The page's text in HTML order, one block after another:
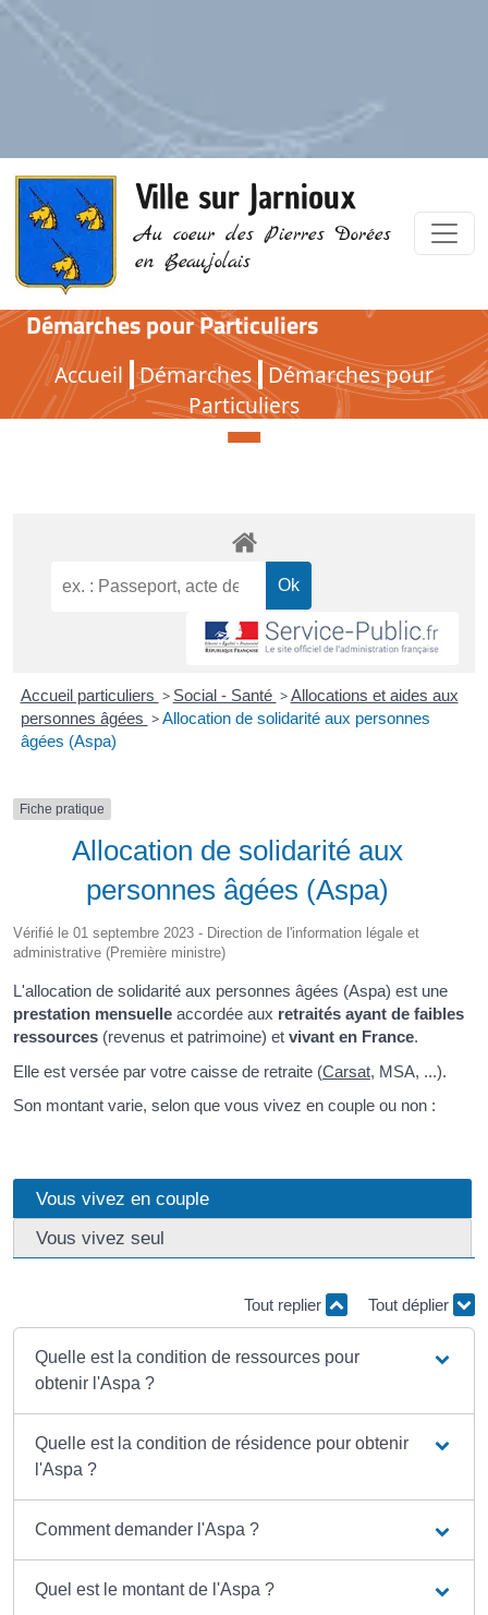
Ville sur Jarnioux
Au coeur des Pierres Dorées
en Beaujolais
Démarches pour Particuliers
Accueil Démarches Démarches pour
Particuliers
Démarches pour Particuliers
Accueil particuliers > Social - Santé > Allocations et aides aux
personnes âgées > Allocation de solidarité aux personnes
âgées (Aspa)
Fiche pratique
Allocation de solidarité aux
personnes âgées (Aspa)
Vérifié le 01 septembre 2023 - Direction de l'information légale et
administrative (Première ministre)
L'allocation de solidarité aux personnes âgées (Aspa) est une
prestation mensuelle accordée aux retraités ayant de faibles
ressources (revenus et patrimoine) et vivant en France.
Elle est versée par votre caisse de retraite (Carsat, MSA, ...).
Son montant varie, selon que vous vivez en couple ou non :
Vous vivez en couple
Vous vivez seul
Tout replier Tout déplier
Quelle est la condition de ressources pour
obtenir l'Aspa ?
Quelle est la condition de résidence pour obtenir
l'Aspa ?
Comment demander l'Aspa ?
Quel est le montant de l'Aspa ?